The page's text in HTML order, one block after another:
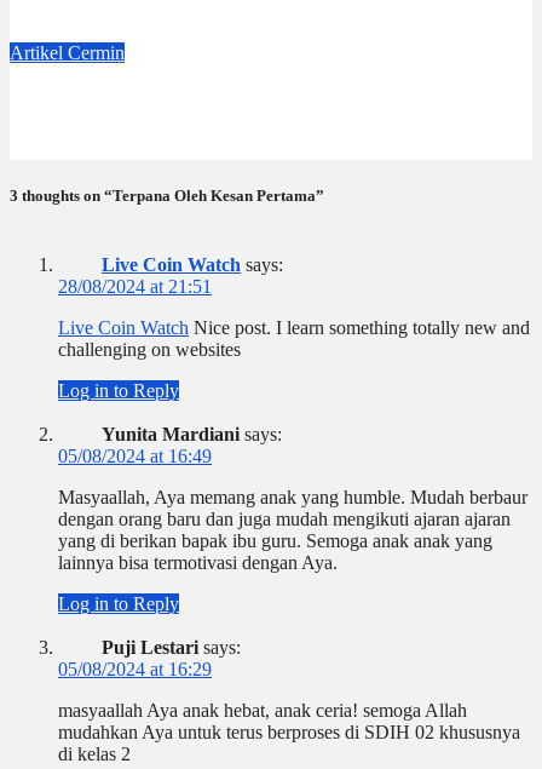
Artikel Cermin
3 thoughts on “Terpana Oleh Kesan Pertama”
Live Coin Watch says:
28/08/2024 at 21:51
Live Coin Watch Nice post. I learn something totally new and
challenging on websites
Log in to Reply
Yunita Mardiani says:
05/08/2024 at 16:49
Masyaallah, Aya memang anak yang humble. Mudah berbaur
dengan orang baru dan juga mudah mengikuti ajaran ajaran
yang di berikan bapak ibu guru. Semoga anak anak yang
lainnya bisa termotivasi dengan Aya.
Log in to Reply
Puji Lestari says:
05/08/2024 at 16:29
masyaallah Aya anak hebat, anak ceria! semoga Allah
mudahkan Aya untuk terus berproses di SDIH 02 khususnya
di kelas 2